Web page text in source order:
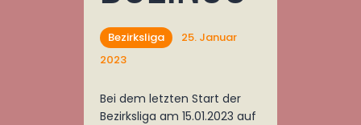
Bezirksliga
25. Januar
2023
Bei dem letzten Start der
Bezirksliga am 15.01.2023 auf